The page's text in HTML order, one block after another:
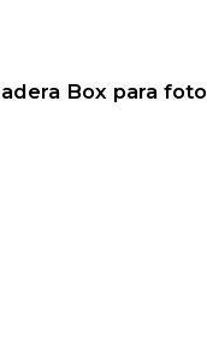
Box para